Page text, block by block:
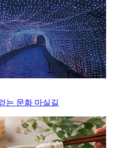
는 문화 마실길